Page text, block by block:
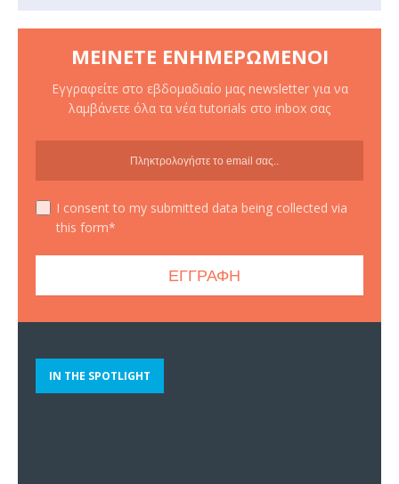
ΜΕΊΝΕΤΕ ΕΝΗΜΕΡΩΜΈΝΟΙ
Εγγραφείτε στο εβδομαδιαίο μας newsletter για να
λαμβάνετε όλα τα νέα tutorials στο inbox σας
I consent to my submitted data being collected via
this form*
IN THE SPOTLIGHT